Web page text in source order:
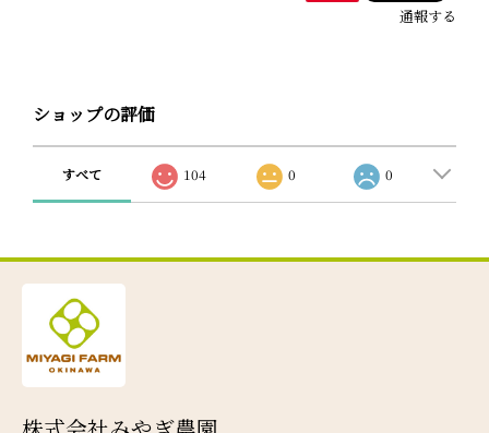
通報する
ショップの評価
すべて 104 0 0